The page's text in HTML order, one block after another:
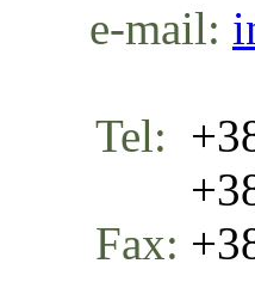
e-mail:
Tel:
+387
Fax: